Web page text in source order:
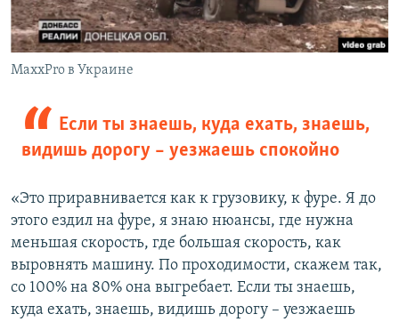
MaxxPro в Украине
Если ты знаешь, куда ехать, знаешь,
видишь дорогу – уезжаешь спокойно
«Это приравнивается как к грузовику, к фуре. Я до
этого ездил на фуре, я знаю нюансы, где нужна
меньшая скорость, где большая скорость, как
выровнять машину. По проходимости, скажем так,
со 100% на 80% она выгребает. Если ты знаешь,
куда ехать, знаешь, видишь дорогу – уезжаешь